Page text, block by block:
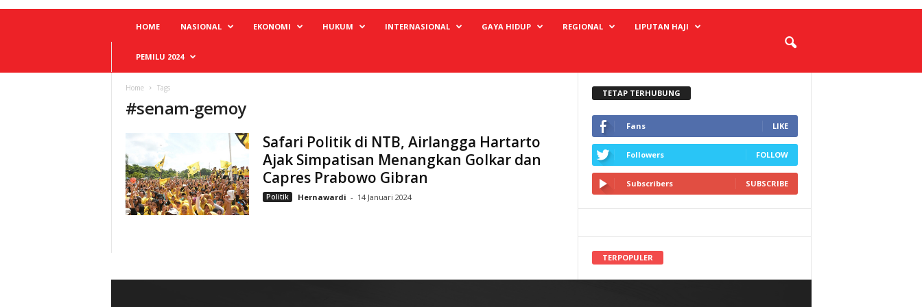
HOME NASIONAL EKONOMI HUKUM INTERNASIONAL GAYA HIDUP REGIONAL LIPUTAN HAJI
PEMILU 2024
Home Tags
#senam-gemoy
Safari Politik di NTB, Airlangga Hartarto
Ajak Simpatisan Menangkan Golkar dan
Capres Prabowo Gibran
Politik Hernawardi - 14 Januari 2024
TETAP TERHUBUNG
Fans LIKE
Followers FOLLOW
Subscribers SUBSCRIBE
TERPOPULER